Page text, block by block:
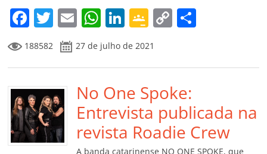
m
F
a
c
e
b
o
o
T
w
itt
er
E
m
ai
l
W
h
at
s
A
p
p
Li
n
k
e
dI
n
G
o
o
gl
e
Cl
a
C
y
Li
n
k
p
til
h
188582 27 de julho de 2021
No One Spoke:
Entrevista publicada na
revista Roadie Crew
A banda catarinense NO ONE SPOKE, que